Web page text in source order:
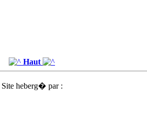
Haut
Site heberg� par :